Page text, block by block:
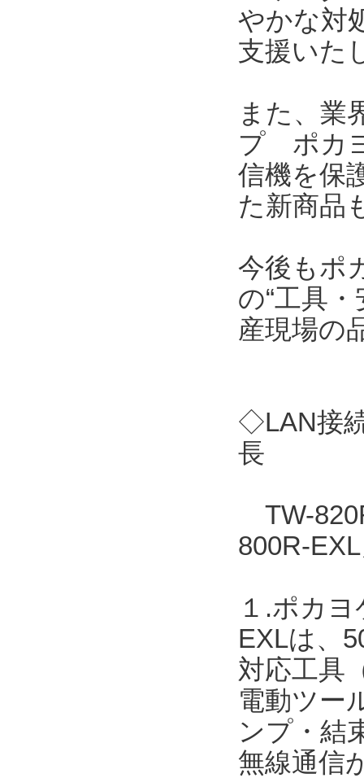
やかな対
支援いた
また、業
プ ポカ
信機を保
た新商品
今後もポ
の“工具
産現場の
◇LAN接
長
TW-
800R-
１.ポカ
EXLは、
対応工具
電動ツー
ンプ・結
無線通信